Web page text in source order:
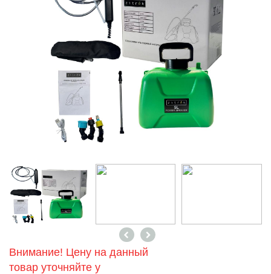
Внимание! Цену на данный
товар уточняйте у